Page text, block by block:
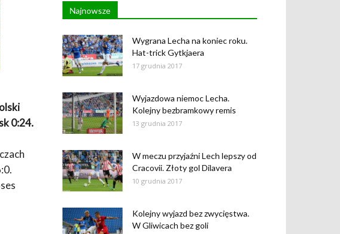
0:24.
Najnowsze
Wygrana Lecha na koniec roku.
Hat-trick Gytkjaera
17 grudnia 2017
Wyjazdowa niemoc Lecha.
Kolejny bezbramkowy remis
13 grudnia 2017
W meczu przyjaźni Lech lepszy od
Cracovii. Złoty gol Dilavera
10 grudnia 2017
Kolejny wyjazd bez zwycięstwa.
W Gliwicach bez goli